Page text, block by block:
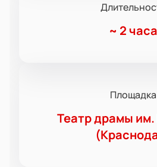
~ 2 часа
Площадка
Театр драмы им.